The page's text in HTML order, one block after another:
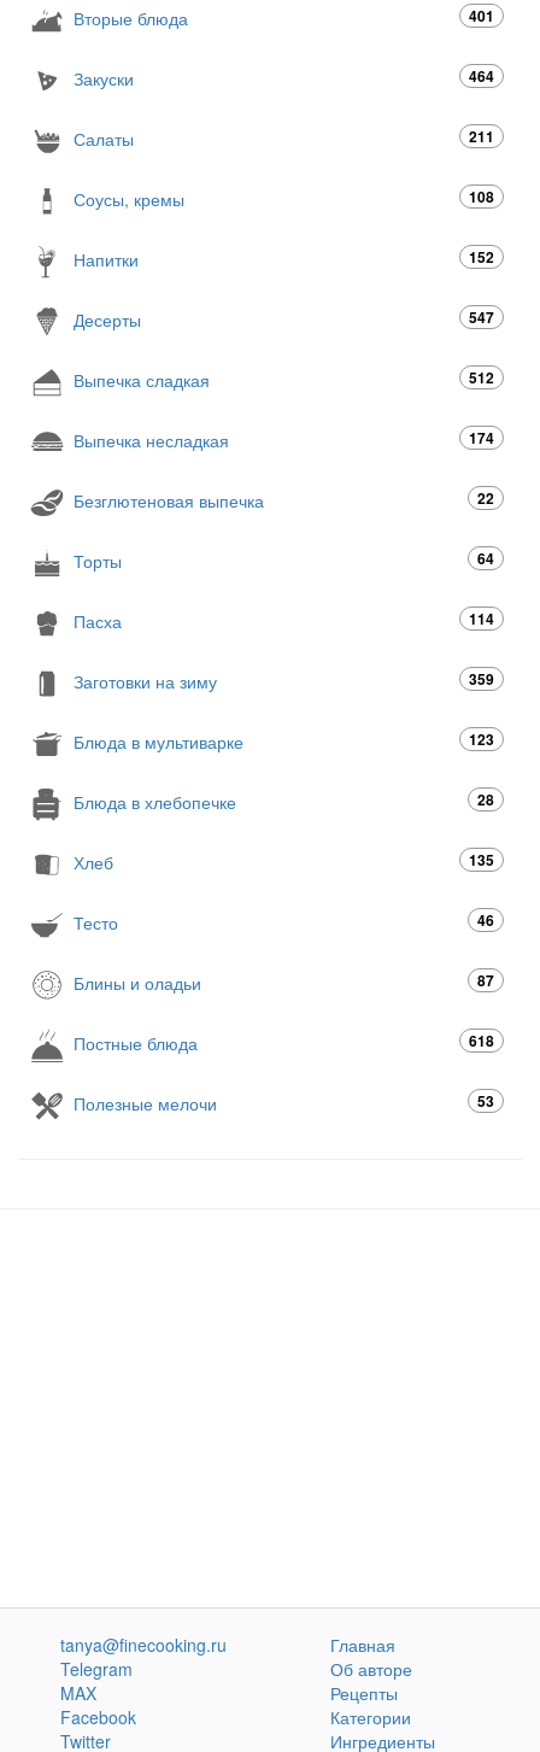
Вторые блюда 401
Закуски 464
Салаты 211
Соусы, кремы 108
Напитки 152
Десерты 547
Выпечка сладкая 512
Выпечка несладкая 174
Безглютеновая выпечка 22
Торты 64
Пасха 114
Заготовки на зиму 359
Блюда в мультиварке 123
Блюда в хлебопечке 28
Хлеб 135
Тесто 46
Блины и оладьи 87
Постные блюда 618
Полезные мелочи 53
tanya@finecooking.ru
Telegram
MAX
Facebook
Twitter
Главная
Об авторе
Рецепты
Категории
Ингредиенты